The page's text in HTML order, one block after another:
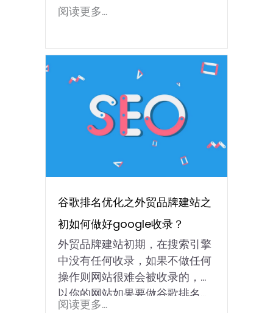
阅读更多...
谷歌排名优化之外贸品牌建站之
初如何做好google收录？
外贸品牌建站初期，在搜索引擎
中没有任何收录，如果不做任何
操作则网站很难会被收录的，所
以你的网站如果要做谷歌排名...
阅读更多...